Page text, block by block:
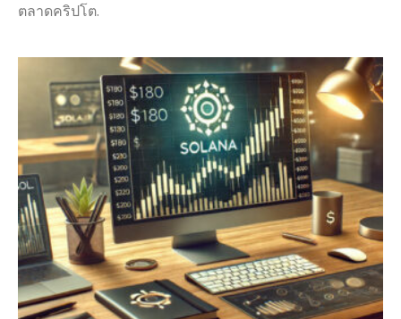
ปโต
ตลาดคริปโต.